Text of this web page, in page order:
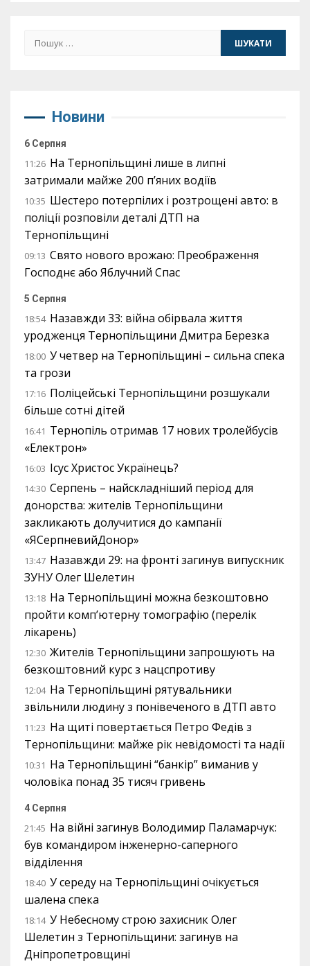
Пошук:
Новини
6 Серпня
11:26 На Тернопільщині лише в липні
затримали майже 200 п’яних водіїв
10:35 Шестеро потерпілих і розтрощені авто: в
поліції розповіли деталі ДТП на
Тернопільщині
09:13 Свято нового врожаю: Преображення
Господнє або Яблучний Спас
5 Серпня
18:54 Назавжди 33: війна обірвала життя
уродженця Тернопільщини Дмитра Березка
18:00 У четвер на Тернопільщині – сильна спека
та грози
17:16 Поліцейські Тернопільщини розшукали
більше сотні дітей
16:41 Тернопіль отримав 17 нових тролейбусів
«Електрон»
16:03 Ісус Христос Українець?
14:30 Серпень – найскладніший період для
донорства: жителів Тернопільщини
закликають долучитися до кампанії
«ЯСерпневийДонор»
13:47 Назавжди 29: на фронті загинув випускник
ЗУНУ Олег Шелетин
13:18 На Тернопільщині можна безкоштовно
пройти комп’ютерну томографію (перелік
лікарень)
12:30 Жителів Тернопільщини запрошують на
безкоштовний курс з нацспротиву
12:04 На Тернопільщині рятувальники
звільнили людину з понівеченого в ДТП авто
11:23 На щиті повертається Петро Федів з
Тернопільщини: майже рік невідомості та надії
10:31 На Тернопільщині “банкір” виманив у
чоловіка понад 35 тисяч гривень
4 Серпня
21:45 На війні загинув Володимир Паламарчук:
був командиром інженерно-саперного
відділення
18:40 У середу на Тернопільщині очікується
шалена спека
18:14 У Небесному строю захисник Олег
Шелетин з Тернопільщини: загинув на
Дніпропетровщині